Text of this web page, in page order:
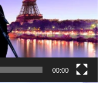
00:00